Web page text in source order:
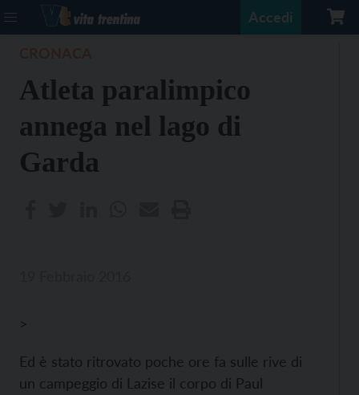
Accedi
Atleta paralimpico
annega nel lago di
Garda
>
Ed è stato ritrovato poche ore fa sulle rive di
un campeggio di Lazise il corpo di Paul